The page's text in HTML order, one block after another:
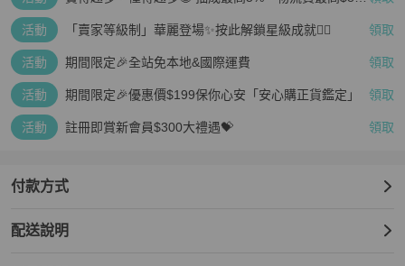
活動 「賣家等級制」華麗登場✨按此解鎖星級成就👆🏻 領取
活動 期間限定🎉全站免本地&國際運費 領取
活動 期間限定🎉優惠價$199保你心安「安心購正貨鑑定」 領取
活動 註冊即賞新會員$300大禮遇💝 領取
付款方式
配送說明